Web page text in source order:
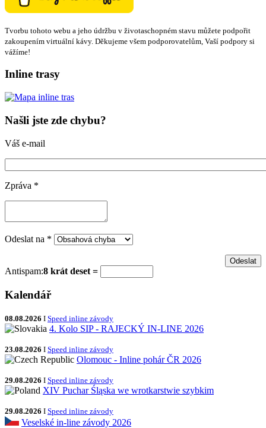
Tvorbu tohoto webu a jeho údržbu v životaschopném stavu můžete podpořit
zakoupením virtuální kávy. Děkujeme všem podporovatelům, Vaší podpory si
vážíme!
Inline trasy
Našli jste zde chybu?
Váš e-mail
Zpráva *
Odeslat na *
Antispam:8 krát deset =
Kalendář
08.08.2026 I Speed inline závody
4. Kolo SIP - RAJECKÝ IN-LINE 2026
23.08.2026 I Speed inline závody
Olomouc - Inline pohár ČR 2026
29.08.2026 I Speed inline závody
XIV Puchar Śląska we wrotkarstwie szybkim
29.08.2026 I Speed inline závody
Veselské in-line závody 2026